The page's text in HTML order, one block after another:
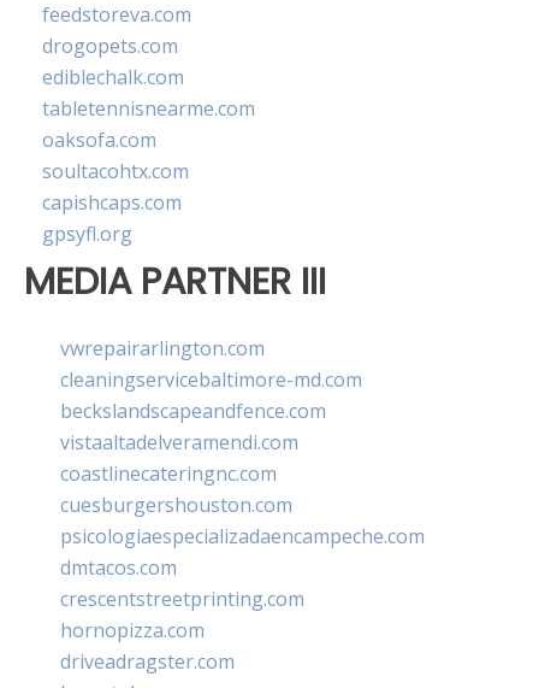
feedstoreva.com
drogopets.com
ediblechalk.com
tabletennisnearme.com
oaksofa.com
soultacohtx.com
capishcaps.com
gpsyfl.org
MEDIA PARTNER III
vwrepairarlington.com
cleaningservicebaltimore-md.com
beckslandscapeandfence.com
vistaaltadelveramendi.com
coastlinecateringnc.com
cuesburgershouston.com
psicologiaespecializadaencampeche.com
dmtacos.com
crescentstreetprinting.com
hornopizza.com
driveadragster.com